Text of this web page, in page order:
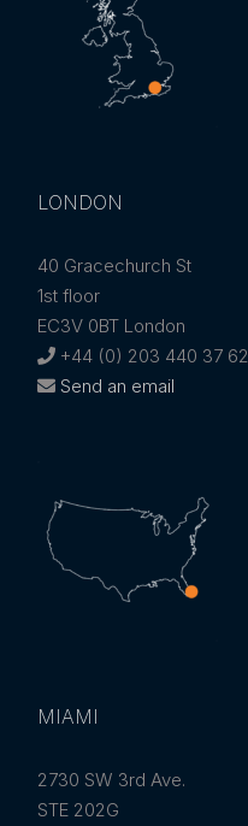
LONDON
40 Gracechurch St
1st floor
EC3V 0BT London
+44 (0) 203 440 37 62
Send an email
MIAMI
2730 SW 3rd Ave.
STE 202G